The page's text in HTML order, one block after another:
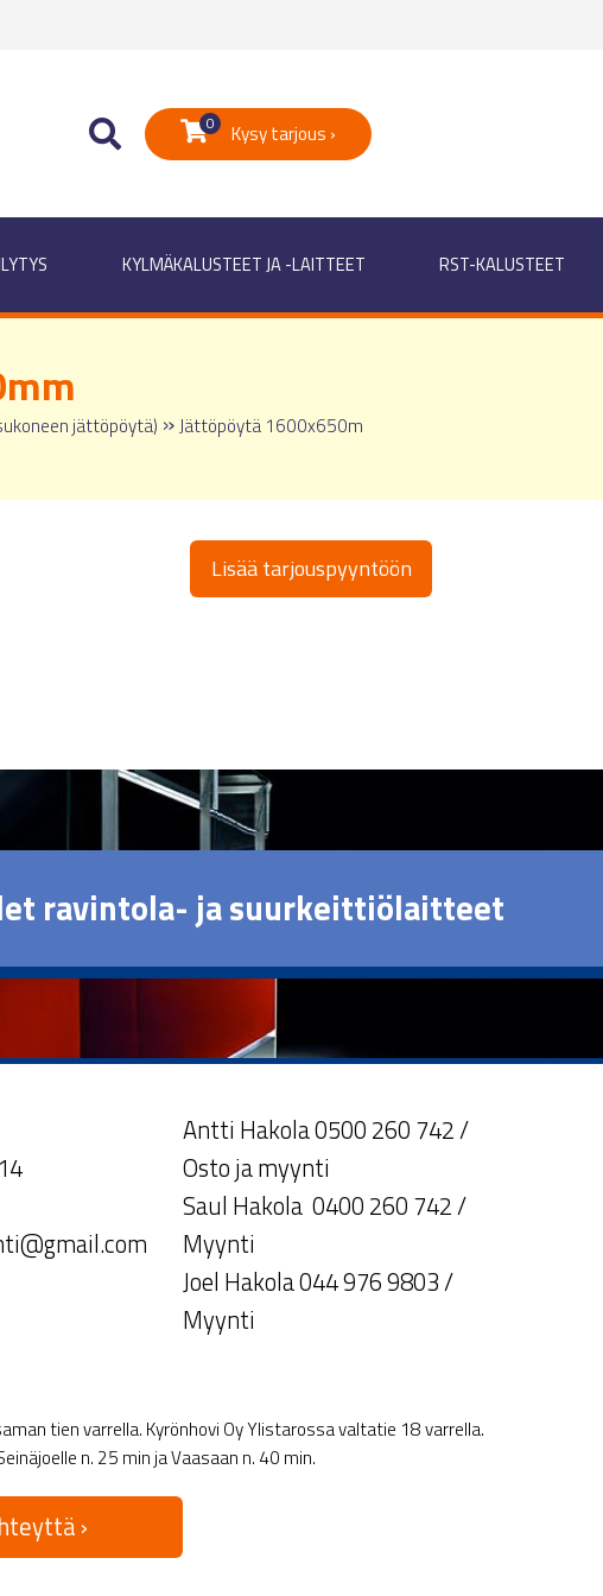
0 Kysy tarjous ›
KYLMÄKALUSTEET JA -LAITTEET RST-KALUSTEET
jättöpöytä) »Jättöpöytä 1600x650m
Lisää tarjouspyyntöön
ravintola- ja suurkeittiölaitteet
Antti Hakola 0500 260 742 /
Osto ja myynti
Saul Hakola 0400 260 742 /
Myynti
Joel Hakola 044 976 9803 /
Myynti
tien varrella. Kyrönhovi Oy Ylistarossa valtatie 18 varrella.
n. 25 min ja Vaasaan n. 40 min.
›